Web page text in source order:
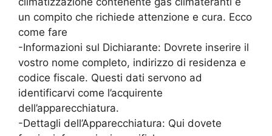
un compito che richiede attenzione e cura. Ecco
come fare
-Informazioni sul Dichiarante: Dovrete inserire il
vostro nome completo, indirizzo di residenza e
codice fiscale. Questi dati servono ad
identificarvi come l’acquirente
dell’apparecchiatura.
-Dettagli dell’Apparecchiatura: Qui dovete